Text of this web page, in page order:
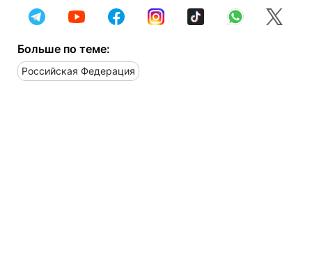
Больше по теме:
Российская Федерация